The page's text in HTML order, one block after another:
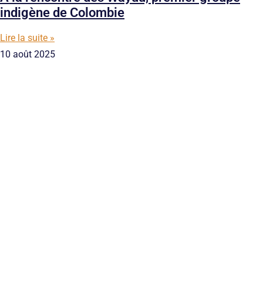
indigène de Colombie
Lire la suite »
10 août 2025